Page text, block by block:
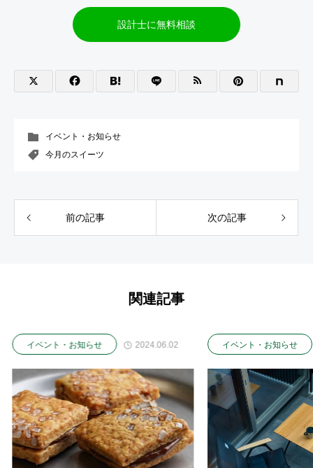
設計士に無料相談
イベント・お知らせ
今月のスイーツ
前の記事 次の記事
関連記事
2024.06.02 イベント・お知らせ 2023.10.10